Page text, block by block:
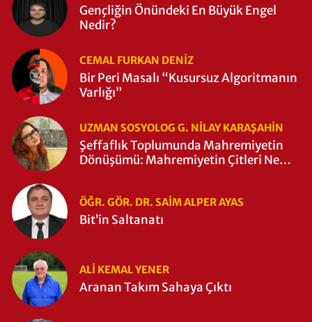
Gençliğin Önündeki En Büyük Engel
Nedir?
CEMAL FURKAN DENİZ
Bir Peri Masalı “Kusursuz Algoritmanın
Varlığı”
UZMAN SOSYOLOG G. NILAY KARAŞAHİN
Şeffaflık Toplumunda Mahremiyetin
Dönüşümü: Mahremiyetin Çitleri Ne
ÖĞR. GÖR. DR. SAIM ALPER AYAS
Bit’in Saltanatı
ALI KEMAL YENER
Aranan Takım Sahaya Çıktı